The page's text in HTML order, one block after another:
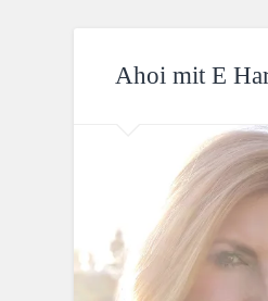
Ahoi mit E